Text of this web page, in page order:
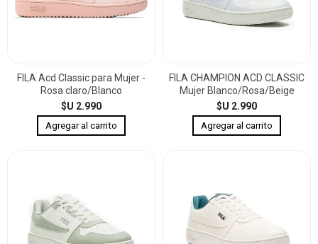
FILA Acd Classic para Mujer -
Rosa claro/Blanco
$U 2.990
FILA CHAMPION ACD CLASSIC
Mujer Blanco/Rosa/Beige
$U 2.990